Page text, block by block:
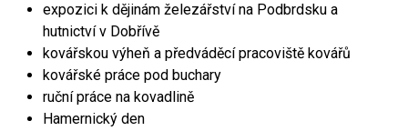
expozici k dějinám železářství na Podbrdsku a
hutnictví v Dobřívě
kovářskou výheň a předváděcí pracoviště kovářů
kovářské práce pod buchary
ruční práce na kovadlině
Hamernický den